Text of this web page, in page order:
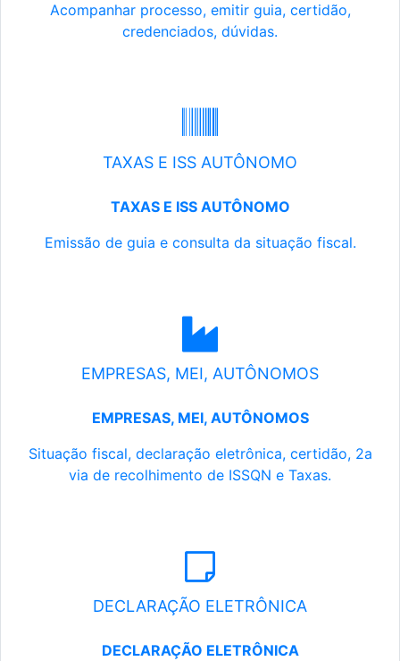
Acompanhar processo, emitir guia, certidão,
credenciados, dúvidas.
TAXAS E ISS AUTÔNOMO
TAXAS E ISS AUTÔNOMO
Emissão de guia e consulta da situação fiscal.
EMPRESAS, MEI, AUTÔNOMOS
EMPRESAS, MEI, AUTÔNOMOS
Situação fiscal, declaração eletrônica, certidão, 2a
via de recolhimento de ISSQN e Taxas.
DECLARAÇÃO ELETRÔNICA
DECLARAÇÃO ELETRÔNICA